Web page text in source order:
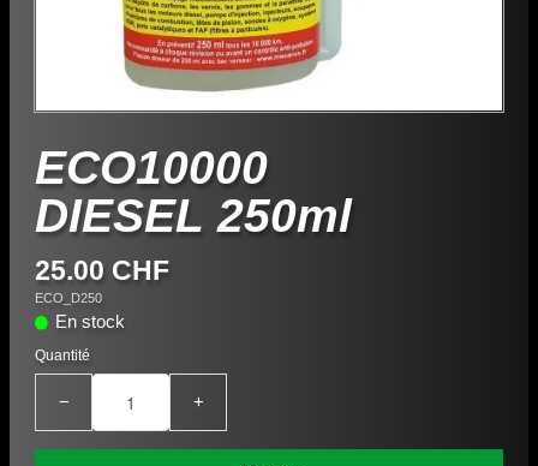
✉️ CONTACT
ECO10000
DIESEL 250ml
25.00 CHF
ECO_D250
En stock
Quantité
− +